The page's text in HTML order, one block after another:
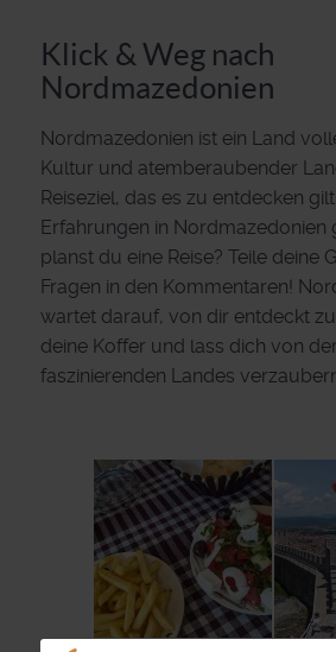
Klick & Weg nach
Nordmazedonien
Nordmazedonien ist ein Land
Kultur und atemberaubender
Reiseziel, das es zu entdecken
Erfahrungen in Nordmazedonien
planst du eine Reise? Teile deine
Fragen in den Kommentaren!
wartet darauf, von dir entdeckt
deine Koffer und lass dich von
faszinierenden Landes